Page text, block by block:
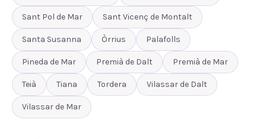
Sant Pol de Mar Sant Vicenç de Montalt
Santa Susanna Òrrius Palafolls
Pineda de Mar Premià de Dalt Premià de Mar
Teià Tiana Tordera Vilassar de Dalt
Vilassar de Mar